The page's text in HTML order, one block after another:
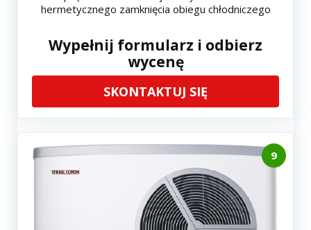
hermetycznego zamknięcia obiegu chłodniczego
Wypełnij formularz i odbierz
wycenę
SKONTAKTUJ SIĘ
9